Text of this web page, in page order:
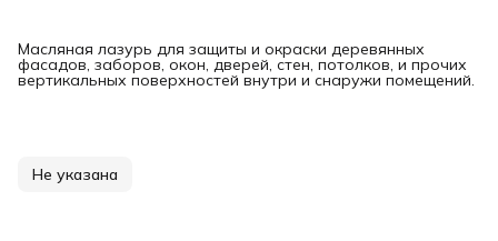
Масляная лазурь для защиты и окраски деревянных
фасадов, заборов, окон, дверей, стен, потолков, и прочих
вертикальных поверхностей внутри и снаружи помещений.
Не указана